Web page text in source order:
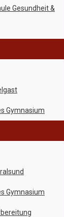
Gesundheit &
Gymnasium
Gymnasium